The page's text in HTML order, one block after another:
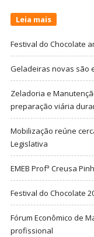
Leia mais
Festival do Chocolate
Geladeiras novas são
Zeladoria e
preparação viária
Mobilização reúne
Legislativa
EMEB Profª Creusa
Festival do Chocolate
Fórum Econômico de
profissional